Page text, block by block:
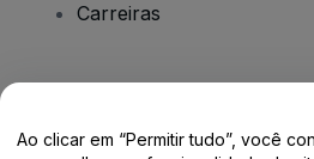
Carreiras
Ao clicar em “Permitir tudo”, você